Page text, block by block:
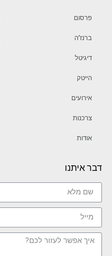
פרסום
ברנז’ה
דיגיטל
הייטק
אירועים
צרכנות
אודות
דבר איתנו